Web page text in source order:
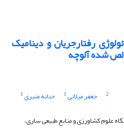
رفتارجریان و دینامیک
شده آلوچه
2 جعفر میلانی1 حنانه منیری1
علوم کشاورزی و منابع طبیعی ساری،